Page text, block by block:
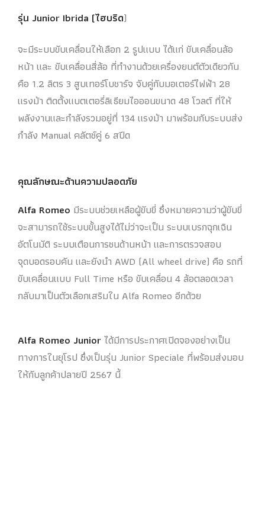
รุ่น Junior Ibrida (ไฮบริด)
จะมีระบบขับเคลื่อนให้เลือก 2 รูปแบบ ได้แก่ ขับเคลื่อนล้อ
หน้า และ ขับเคลื่อนสี่ล้อ ที่ทำงานด้วยเครื่องยนต์ตัวเดียวกัน
คือ 1.2 ลิตร 3 สูบเทอร์โบชาร์จ จับคู่กับมอเตอร์ไฟฟ้า 28
แรงม้า ติดตั้งแบตเตอรี่ลิเธียมไอออนขนาด 48 โวลต์ ที่ให้
พลังงานและกำลังรวมอยู่ที่ 134 แรงม้า มาพร้อมกับระบบส่ง
กำลัง Manual คลัตช์คู่ 6 สปีด
คุณลักษณะด้านความปลอดภัย
Alfa Romeo มีระบบช่วยเหลือผู้ขับขี่ ซึ่งหมายความว่าผู้ขับขี่
จะสามารถใช้ระบบขั้นสูงได้ไม่ว่าจะเป็น ระบบเบรกฉุกเฉิน
อัตโนมัติ ระบบเตือนการชนด้านหน้า และการตรวจสอบ
จุดบอดรอบคัน และยังนำ AWD (All wheel drive) คือ รถที่
ขับเคลื่อนแบบ Full Time หรือ ขับเคลื่อน 4 ล้อตลอดเวลา
กลับมาเป็นตัวเลือกเสริมใน Alfa Romeo อีกด้วย
Alfa Romeo Juniorได้มีการประกาศเปิดจองอย่างเป็น
ทางการในยุโรป ซึ่งเป็นรุ่น Junior Speciale ที่พร้อมส่งมอบ
ให้กับลูกค้าปลายปี 2567 นี้